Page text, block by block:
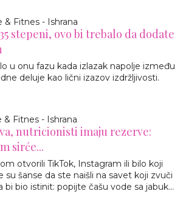
& Fitnes - Ishrana
stepeni, ovo bi trebalo da dodate
u onu fazu kada izlazak napolje između
deluje kao lični izazov izdržljivosti.
& Fitnes - Ishrana
nutricionisti imaju rezerve:
sirće...
otvorili TikTok, Instagram ili bilo koji
su šanse da ste naišli na savet koji zvuči
bio istinit: popijte čašu vode sa jabuk...